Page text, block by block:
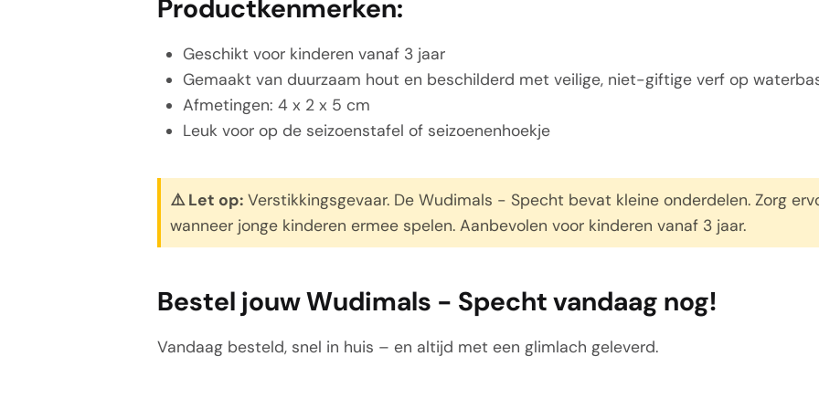
Productkenmerken:
Geschikt voor kinderen vanaf 3 jaar
Gemaakt van duurzaam hout en beschilderd met veilige, niet-giftige verf op
Afmetingen: 4 x 2 x 5 cm
Leuk voor op de seizoenstafel of seizoenenhoekje
⚠️ Let op: Verstikkingsgevaar. De Wudimals - Specht bevat kleine onderdelen. Zorg
wanneer jonge kinderen ermee spelen. Aanbevolen voor kinderen vanaf 3 jaar.
Bestel jouw Wudimals - Specht vandaag nog!
Vandaag besteld, snel in huis – en altijd met een glimlach geleverd.